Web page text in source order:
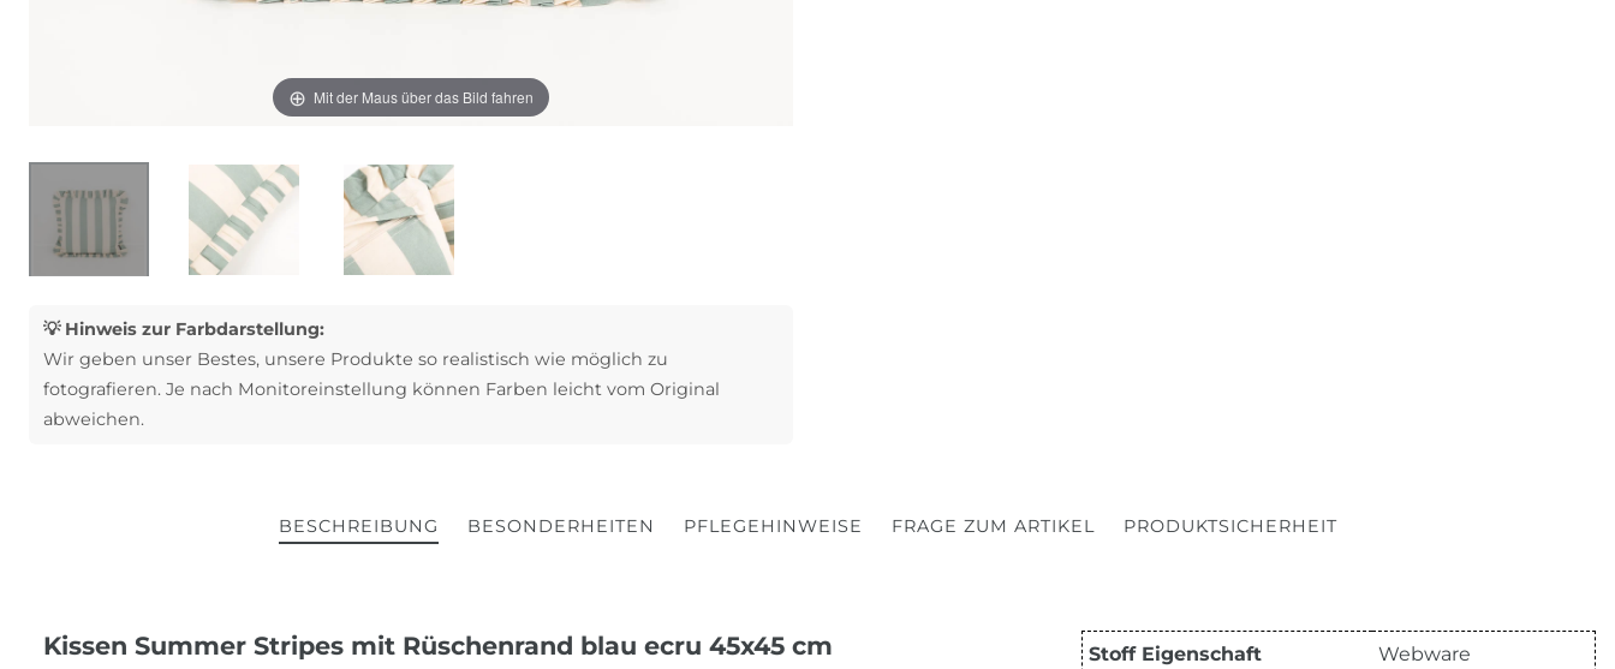
Mit der Maus über das Bild fahren
💡 Hinweis zur Farbdarstellung:
Wir geben unser Bestes, unsere Produkte so realistisch wie möglich zu
fotografieren. Je nach Monitoreinstellung können Farben leicht vom Original
abweichen.
BESCHREIBUNG BESONDERHEITEN PFLEGEHINWEISE FRAGE ZUM ARTIKEL PRODUKTSICHERHEIT
Kissen Summer Stripes mit Rüschenrand blau ecru 45x45 cm Stoff Eigenschaft Webware